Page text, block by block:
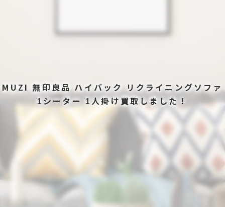
MUZI 無印良品 ハイバック リクライニングソファ
1シーター 1人掛け買取しました！